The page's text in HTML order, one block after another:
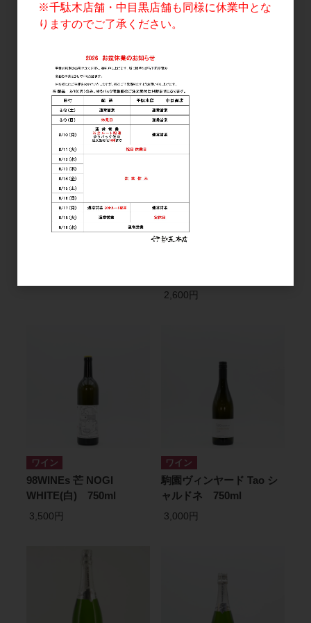
高畠クラシック シャルド
ネ 2024 720ml
高畠クラシック メルロー
＆カベルネ・ソーヴィニ
胎内高原ワイナリー アッ
2,600円
ワイン
98WINEs 芒 NOGI
WHITE(白) 750ml
3,500円
ワイン
駒園ヴィンヤード Tao シ
ャルドネ 750ml
3,000円
※千駄木店舗・中目黒店舗も同様に休業中とな
りますのでご了承ください。